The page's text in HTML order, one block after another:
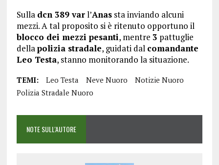
Sulla dcn 389 varl’Anassta inviando alcuni
mezzi. A tal proposito si è ritenuto opportuno il
blocco dei mezzi pesanti, mentre 3 pattuglie
dellapolizia stradale, guidati dal comandante
Leo Testa, stanno monitorando la situazione.
TEMI: Leo Testa Neve Nuoro
Notizie Nuoro
Polizia Stradale Nuoro
NOTE SULL'AUTORE